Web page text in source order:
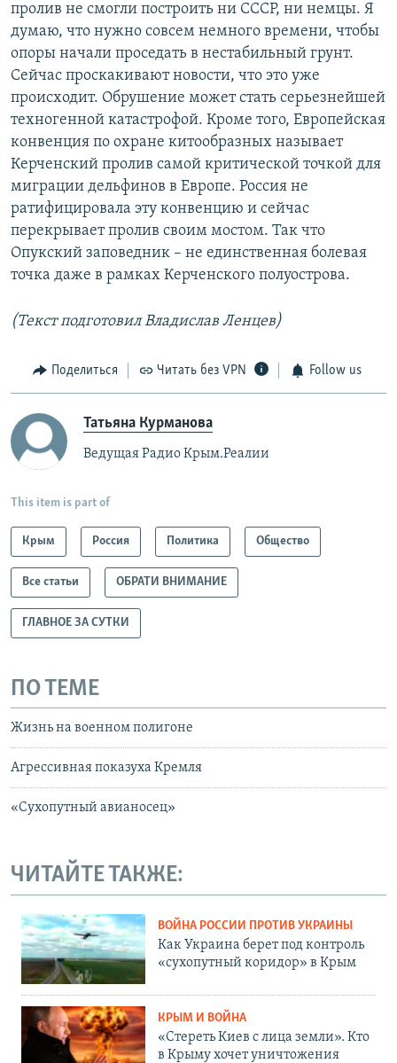
пролив не смогли построить ни СССР, ни немцы. Я
думаю, что нужно совсем немного времени, чтобы
опоры начали проседать в нестабильный грунт.
Сейчас проскакивают новости, что это уже
происходит. Обрушение может стать серьезнейшей
техногенной катастрофой. Кроме того, Европейская
конвенция по охране китообразных называет
Керченский пролив самой критической точкой для
миграции дельфинов в Европе. Россия не
ратифицировала эту конвенцию и сейчас
перекрывает пролив своим мостом. Так что
Опукский заповедник – не единственная болевая
точка даже в рамках Керченского полуострова.
(Текст подготовил Владислав Ленцев)
Поделиться Читать без VPN Follow us
Татьяна Курманова
Ведущая Радио Крым.Реалии
This item is part of
Крым Россия Политика Общество
Все статьи ОБРАТИ ВНИМАНИЕ
ГЛАВНОЕ ЗА СУТКИ
ПО ТЕМЕ
Жизнь на военном полигоне
Агрессивная показуха Кремля
«Сухопутный авианосец»
ЧИТАЙТЕ ТАКЖЕ:
ВОЙНА РОССИИ ПРОТИВ УКРАИНЫ
Как Украина берет под контроль
«сухопутный коридор» в Крым
КРЫМ И ВОЙНА
«Стереть Киев с лица земли». Кто
в Крыму хочет уничтожения